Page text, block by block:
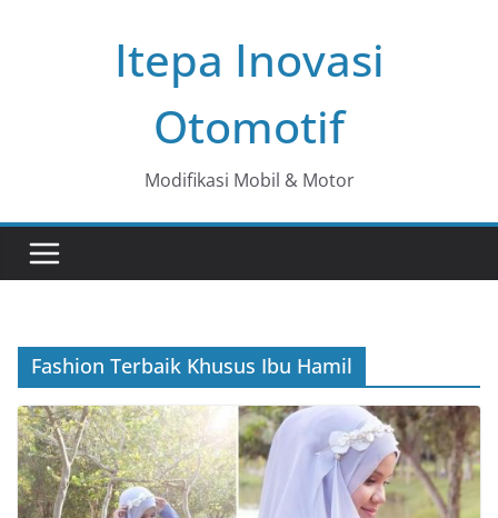
Itepa Inovasi
Otomotif
Modifikasi Mobil & Motor
Fashion Terbaik Khusus Ibu Hamil